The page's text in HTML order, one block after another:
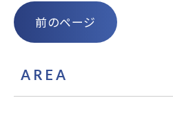
前のページ
AREA